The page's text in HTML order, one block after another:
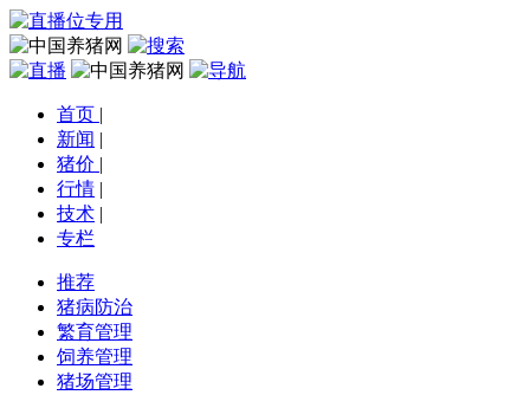
首页 |
新闻 |
猪价 |
行情 |
技术 |
专栏
推荐
猪病防治
繁育管理
饲养管理
猪场管理